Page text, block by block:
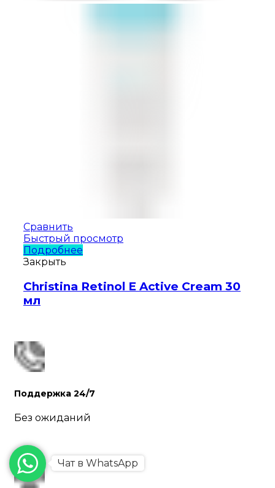
Сравнить
Быстрый просмотр
Подробнее
Закрыть
Christina Retinol E Active Cream 30
мл
Поддержка 24/7
Без ожиданий
Чат в WhatsApp